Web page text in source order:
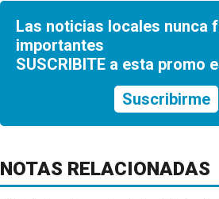
Las noticias locales nunca
importantes
SUSCRIBITE a esta promo
Suscribirme
NOTAS RELACIONADAS